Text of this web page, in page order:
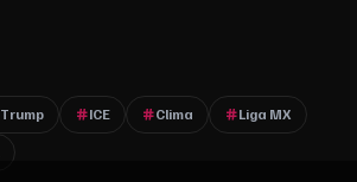
Trump ICE Clima Liga MX